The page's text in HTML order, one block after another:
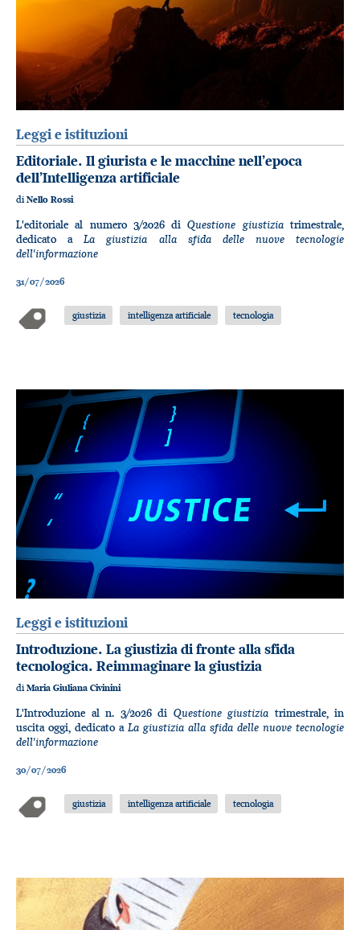
Leggi e istituzioni
Editoriale. Il giurista e le macchine nell’epoca
dell’Intelligenza artificiale
diNello Rossi
L'editoriale al numero 3/2026 diQuestione giustiziatrimestrale,
dedicato a La giustizia alla sfida delle nuove tecnologie
dell'informazione
31/07/2026
giustizia intelligenza artificiale tecnologia
Leggi e istituzioni
Introduzione. La giustizia di fronte alla sfida
tecnologica. Reimmaginare la giustizia
diMaria Giuliana Civinini
L'Introduzione al n. 3/2026 di Questione giustizia trimestrale, in
uscita oggi, dedicato a La giustizia alla sfida delle nuove tecnologie
dell'informazione
30/07/2026
giustizia intelligenza artificiale tecnologia